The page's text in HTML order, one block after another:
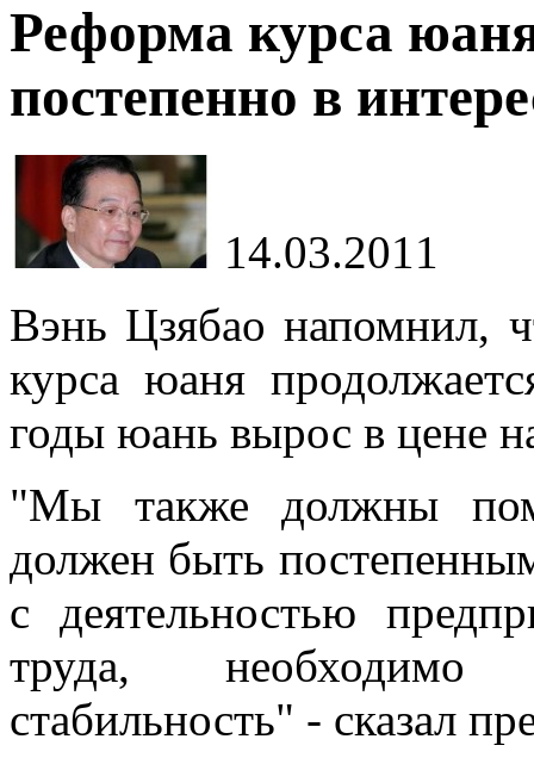
Реформа курса
постепенно в
14.03.2011
Вэнь Цзябао напомнил,
курса юаня
годы юань вырос в цене
"Мы также должны
должен быть
с деятельностью
труда, необходимо
стабильность" - сказал